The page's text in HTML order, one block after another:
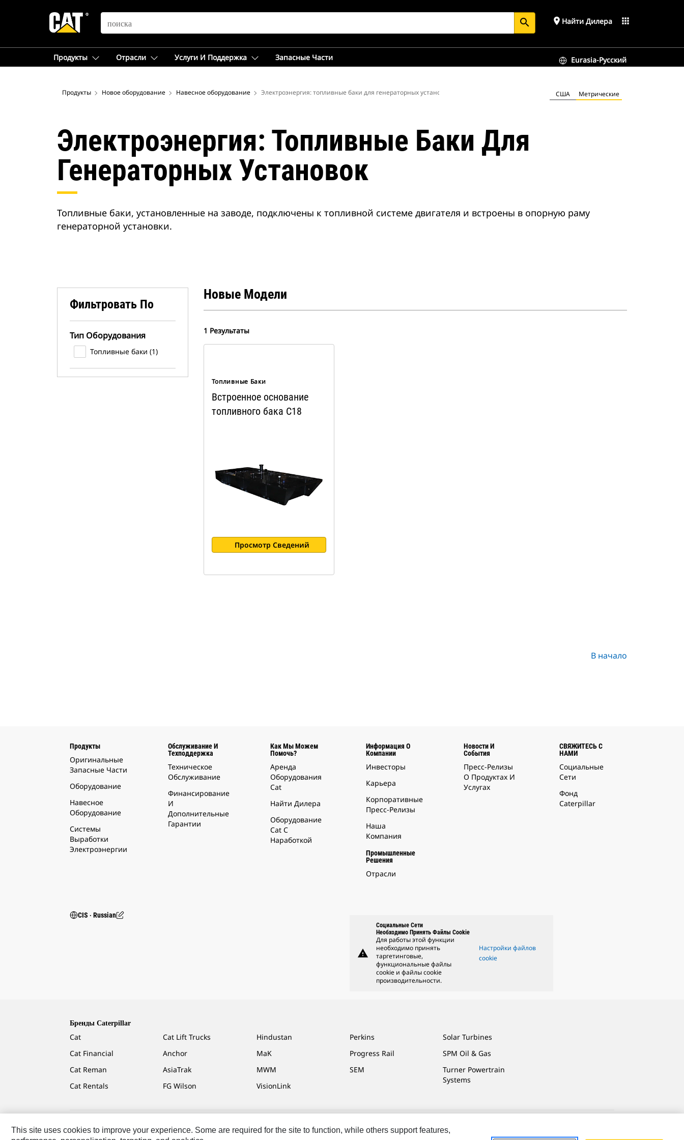
SEARCH search place Найти Дилера apps
Продукты Отрасли Услуги И Поддержка Запасные Части Eurasia-Русский
Продукты Новое оборудование Навесное оборудование Электроэнергия: топливные баки для генераторных установок США Метрические
Электроэнергия: Топливные Баки Для
Генераторных Установок
Топливные баки, установленные на заводе, подключены к топливной системе двигателя и встроены в опорную раму
генераторной установки.
Фильтровать По
Тип Оборудования
Топливные баки (1)
Новые Модели
1 Результаты
Топливные Баки
Встроенное основание
топливного бака C18
Просмотр Сведений
В начало
Продукты
Оригинальные
Запасные Части
Оборудование
Навесное
Оборудование
Системы
Выработки
Электроэнергии
Обслуживание И
Техподдержка
Техническое
Обслуживание
Финансирование
И
Дополнительные
Гарантии
Как Мы Можем
Помочь?
Аренда
Оборудования
Cat
Найти Дилера
Оборудование
Cat С
Наработкой
Информация О
Компании
Инвесторы
Карьера
Корпоративные
Пресс-Релизы
Наша
Компания
Промышленные
Решения
Отрасли
Новости И
События
Пресс-Релизы
О Продуктах И
Услугах
СВЯЖИТЕСЬ С
НАМИ
Социальные
Сети
Фонд
Caterpillar
CIS ‧ Russian
warning
Социальные Сети
Необходимо Принять Файлы Cookie
Для работы этой функции
необходимо принять
таргетинговые,
функциональные файлы
cookie и файлы cookie
производительности.
Настройки файлов
cookie
Бренды Caterpillar
Cat
Cat Financial
Cat Reman
Cat Rentals
Cat Lift Trucks
Anchor
AsiaTrak
FG Wilson
Hindustan
MaK
MWM
VisionLink
Perkins
Progress Rail
SEM
Solar Turbines
SPM Oil & Gas
Turner Powertrain
Systems
Caterpillar.com Связаться С Caterpillar Карта Сайта Cookie Settings Юридическая Информация Конфиденциальность Личных Данных
This site uses cookies to improve your experience. Some are required for the site to function, while others support features,